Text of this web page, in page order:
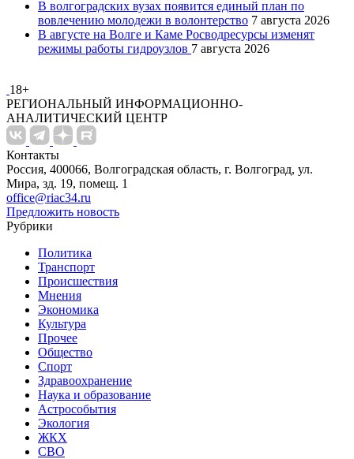
В волгоградских вузах появится единый план по
вовлечению молодежи в волонтерство 7 августа 2026
В августе на Волге и Каме Росводресурсы изменят
режимы работы гидроузлов 7 августа 2026
18+
РЕГИОНАЛЬНЫЙ ИНФОРМАЦИОННО-
АНАЛИТИЧЕСКИЙ ЦЕНТР
Контакты
Россия, 400066, Волгоградская область, г. Волгоград, ул.
Мира, зд. 19, помещ. 1
office@riac34.ru
Предложить новость
Рубрики
Политика
Транспорт
Происшествия
Мнения
Экономика
Культура
Прочее
Общество
Спорт
Здравоохранение
Наука и образование
Астрособытия
Экология
ЖКХ
СВО